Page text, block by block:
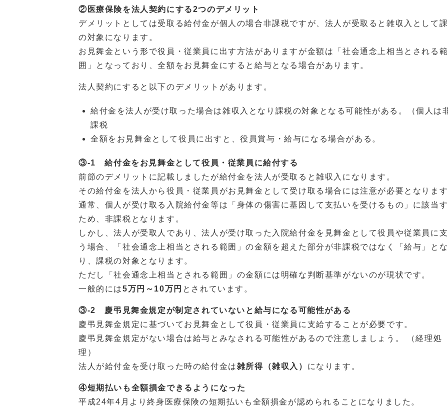
②医療保険を法人契約にする2つのデメリット
デメリットとしては受取る給付金が個人の場合非課税ですが、法人が受取ると雑収入として
の対象になります。
お見舞金という形で役員・従業員に出す方法がありますが金額は「社会通念上相当とされる範
囲」となっており、全額をお見舞金にすると給与となる場合があります。
法人契約にすると以下のデメリットがあります。
給付金を法人が受け取った場合は雑収入となり課税の対象となる可能性がある。（個人は
課税
全額をお見舞金として役員に出すと、役員賞与・給与になる場合がある。
③-1 給付金をお見舞金として役員・従業員に給付する
前節のデメリットに記載しましたが給付金を法人が受取ると雑収入になります。
その給付金を法人から役員・従業員がお見舞金として受け取る場合には注意が必要となります
通常、個人が受け取る入院給付金等は「身体の傷害に基因して支払いを受けるもの」に該当す
ため、非課税となります。
しかし、法人が受取人であり、法人が受け取った入院給付金を見舞金として役員や従業員に
う場合、「社会通念上相当とされる範囲」の金額を超えた部分が非課税ではなく「給与」とな
り、課税の対象となります。
ただし「社会通念上相当とされる範囲」の金額には明確な判断基準がないのが現状です。
一般的には5万円～10万円 とされています。
③-2 慶弔見舞金規定が制定されていないと給与になる可能性がある
慶弔見舞金規定に基づいてお見舞金として役員・従業員に支給することが必要です。
慶弔見舞金規定がない場合は給与とみなされる可能性があるので注意しましょう。 （経理処
理）
法人が給付金を受け取った時の給付金は雑所得（雑収入） になります。
④短期払いも全額損金できるようになった
平成24年4月より終身医療保険の短期払いも全額損金が認められることになりました。